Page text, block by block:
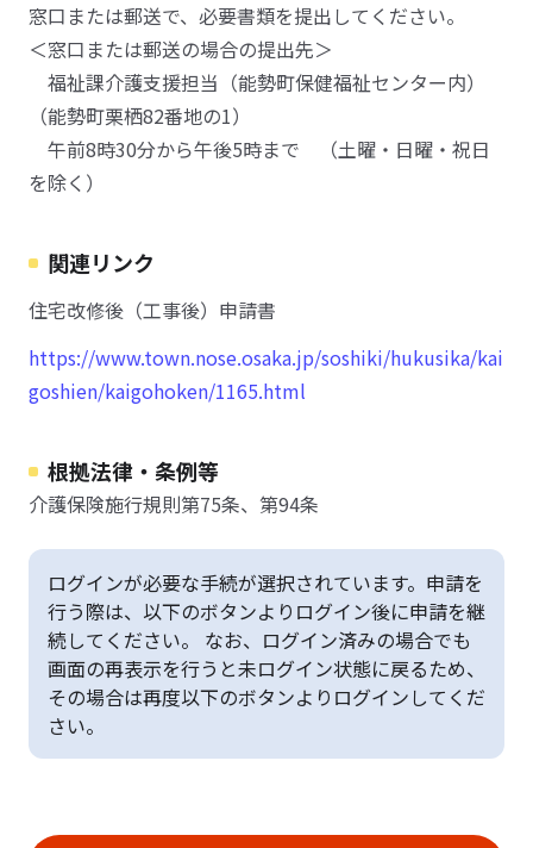
窓口または郵送で、必要書類を提出してください。
＜窓口または郵送の場合の提出先＞
福祉課介護支援担当（能勢町保健福祉センター内）
（能勢町栗栖82番地の1）
午前8時30分から午後5時まで （土曜・日曜・祝日
を除く）
関連リンク
住宅改修後（工事後）申請書
https://www.town.nose.osaka.jp/soshiki/hukusika/kai
goshien/kaigohoken/1165.html
根拠法律・条例等
介護保険施行規則第75条、第94条
ログインが必要な手続が選択されています。申請を
行う際は、以下のボタンよりログイン後に申請を継
続してください。 なお、ログイン済みの場合でも
画面の再表示を行うと未ログイン状態に戻るため、
その場合は再度以下のボタンよりログインしてくだ
さい。